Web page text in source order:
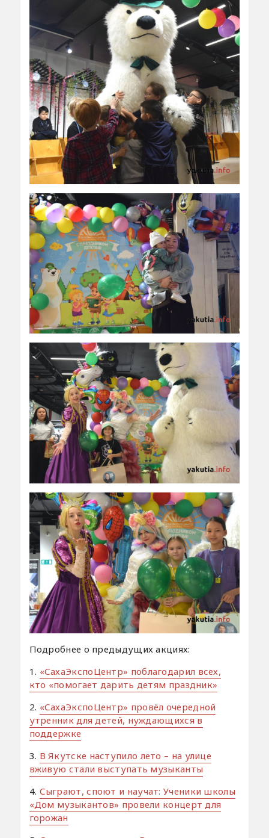
Подробнее о предыдущих акциях:
1. «СахаЭкспоЦентр» поблагодарил всех,
кто «помогает дарить детям праздник»
2. «СахаЭкспоЦентр» провёл очередной
утренник для детей, нуждающихся в
поддержке
3. В Якутске наступило лето – на улице
вживую стали выступать музыканты
4. Сыграют, споют и научат: Ученики школы
«Дом музыкантов» провели концерт для
горожан